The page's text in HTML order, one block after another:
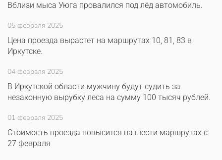
Вблизи мыса Уюга провалился под лёд автомобиль.
05 февраля 2025
Цена проезда вырастет на маршрутах 10, 81, 83 в
Иркутске.
04 февраля 2025
В Иркутской области мужчину будут судить за
незаконную вырубку леса на сумму 100 тысяч рублей.
01 февраля 2025
Стоимость проезда повысится на шести маршрутах с
27 февраля